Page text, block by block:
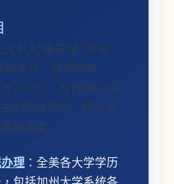
引入“美研保”“英研
取项目，获得哈佛、
方认可，并得到20余
的高度评价。经过多
务涵盖：
理：全美各大学学历